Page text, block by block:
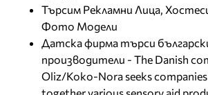
Търсим Рекламни Лица,
Фото Модели
Датска фирма търси
производители - The Danish
Oliz/Koko-Nora seeks